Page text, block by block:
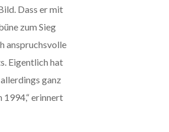
Dass er mit
zum Sieg
anspruchsvolle
Eigentlich hat
ganz
1994,“ erinnert